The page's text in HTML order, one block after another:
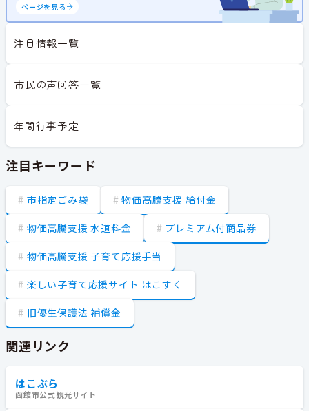
ページを見る
注目情報一覧
市民の声回答一覧
年間行事予定
注目キーワード
市指定ごみ袋 物価高騰支援 給付金
物価高騰支援 水道料金 プレミアム付商品券
物価高騰支援 子育て応援手当
楽しい子育て応援サイト はこすく
旧優生保護法 補償金
関連リンク
はこぶら
函館市公式観光サイト